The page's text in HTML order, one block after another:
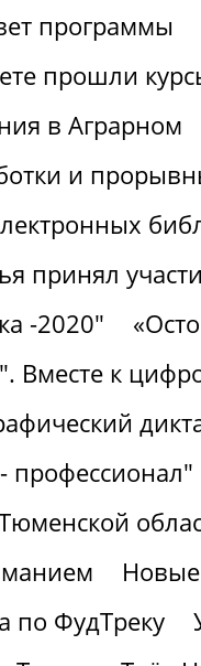
программы
прошли
в Аграрном
и
принял
-2020"
Вместе к
профессионал"
по ФудТреку